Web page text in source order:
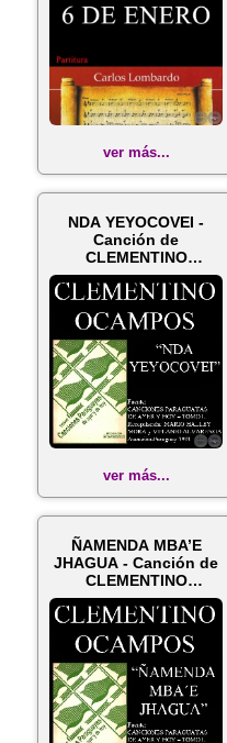
ver más...
NDA YEYOCOVEI -
Canción de
CLEMENTINO
OCAMPOS
ver más...
ÑAMENDA MBA’E
JHAGUA - Canción de
CLEMENTINO
OCAMPOS